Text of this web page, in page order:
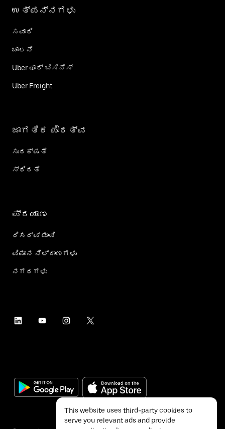
ಉತ್ಪನ್ನಗಳು
ಸವಾರಿ
ಚಾಲನೆ
Uber ಫಾರ್ ಬಿಸಿನೆಸ್
Uber Freight
ಜಾಗತಿಕ ಪೌರತ್ವ
ಸುರಕ್ಷತೆ
ಸ್ಥಿರತೆ
ಪ್ರಯಾಣ
ರಿಸರ್ವ್ ಮಾಡಿ
ವಿಮಾನ ನಿಲ್ದಾಣಗಳು
ನಗರಗಳು
This website uses third-party cookies to
serve you relevant ads and provide